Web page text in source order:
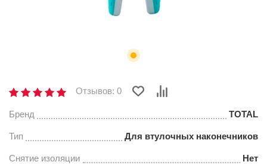
Отзывов: 0
Бренд TOTAL
Тип Для втулочных наконечников
Снятие изоляции Нет